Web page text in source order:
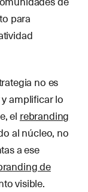
para
no es
amplificar lo
el rebranding
al núcleo, no
a ese
de
visible.